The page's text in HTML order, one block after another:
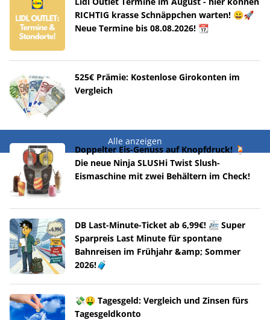
RICHTIG krasse Schnäppchen warten! 😀🚀
Neue Termine bis 08.08.2026! 📆
525€ Prämie: Kostenlose Girokonten im
Vergleich
Alle anzeigen
Doppelter Eis-Genuss auf Knopfdruck! 🍹
Die neue Ninja SLUSHi Twist Slush-
Eismaschine mit zwei Behältern im Check!
DB Last-Minute-Ticket ab 6,99€! 🚈 Super
Sparpreis Last Minute für spontane
Bahnreisen im Frühjahr &amp; Sommer
2026!🧳
💸🤑 Tagesgeld: Vergleich und Zinsen fürs
Tagesgeldkonto